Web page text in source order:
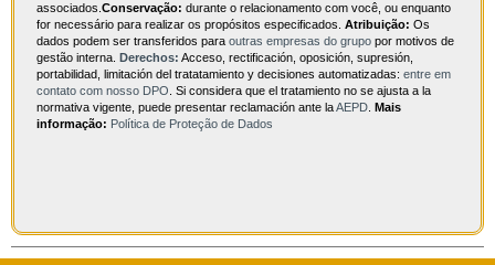
associados.Conservação: durante o relacionamento com você, ou enquanto
for necessário para realizar os propósitos especificados. Atribuição: Os
dados podem ser transferidos para outras empresas do grupo por motivos de
gestão interna. Derechos: Acceso, rectificación, oposición, supresión,
portabilidad, limitación del tratatamiento y decisiones automatizadas: entre em
contato com nosso DPO. Si considera que el tratamiento no se ajusta a la
normativa vigente, puede presentar reclamación ante laAEPD. Mais
informação: Política de Proteção de Dados